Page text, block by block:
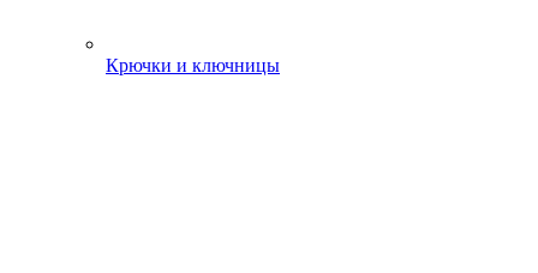
Крючки и ключницы